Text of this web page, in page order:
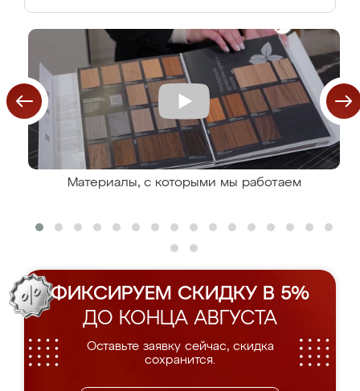
Материалы, с которыми мы работаем
ФИКСИРУЕМ СКИДКУ В 5%
ДО КОНЦА АВГУСТА
Оставьте заявку сейчас, скидка
сохранится.